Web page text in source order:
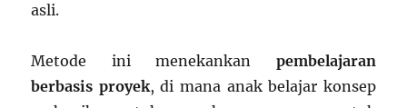
asli.
Metode ini menekankan pembelajaran
berbasis proyek, di mana anak belajar konsep